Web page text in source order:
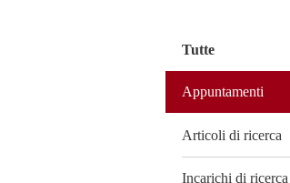
Tutte
Appuntamenti
Articoli di ricerca
Incarichi di ricerca